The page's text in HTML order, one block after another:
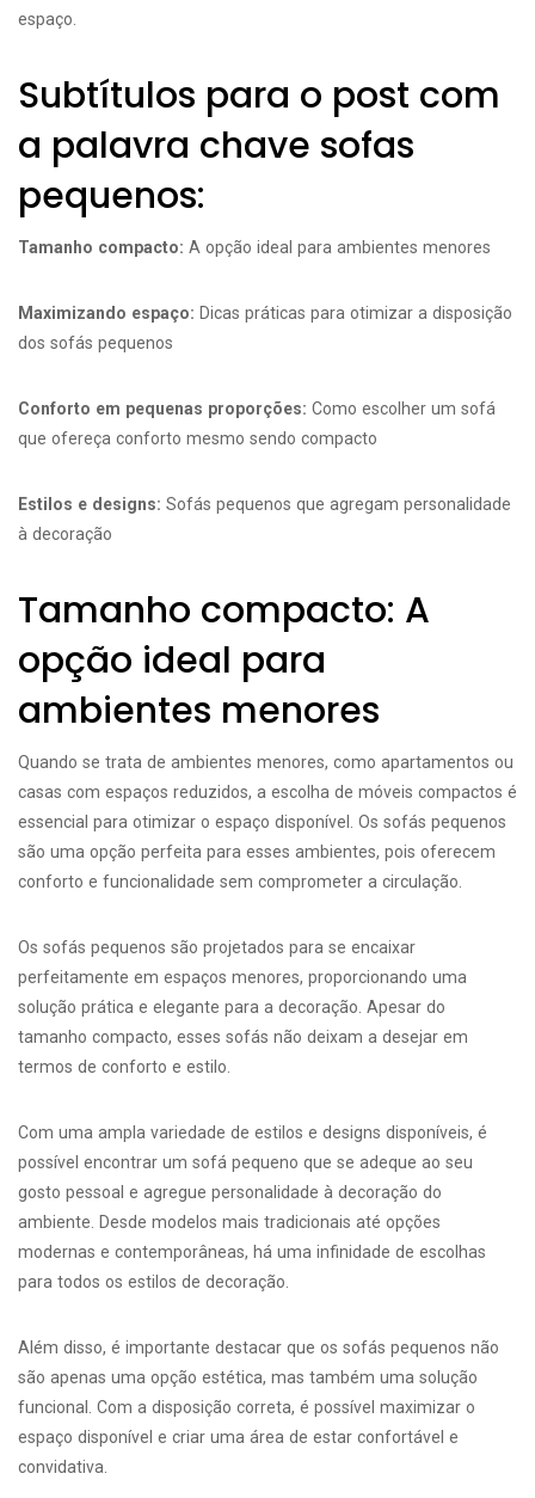
espaço.
Subtítulos para o post com
a palavra chave sofas
pequenos:
Tamanho compacto: A opção ideal para ambientes menores
Maximizando espaço: Dicas práticas para otimizar a disposição
dos sofás pequenos
Conforto em pequenas proporções: Como escolher um sofá
que ofereça conforto mesmo sendo compacto
Estilos e designs: Sofás pequenos que agregam personalidade
à decoração
Tamanho compacto: A
opção ideal para
ambientes menores
Quando se trata de ambientes menores, como apartamentos ou
casas com espaços reduzidos, a escolha de móveis compactos é
essencial para otimizar o espaço disponível. Os sofás pequenos
são uma opção perfeita para esses ambientes, pois oferecem
conforto e funcionalidade sem comprometer a circulação.
Os sofás pequenos são projetados para se encaixar
perfeitamente em espaços menores, proporcionando uma
solução prática e elegante para a decoração. Apesar do
tamanho compacto, esses sofás não deixam a desejar em
termos de conforto e estilo.
Com uma ampla variedade de estilos e designs disponíveis, é
possível encontrar um sofá pequeno que se adeque ao seu
gosto pessoal e agregue personalidade à decoração do
ambiente. Desde modelos mais tradicionais até opções
modernas e contemporâneas, há uma infinidade de escolhas
para todos os estilos de decoração.
Além disso, é importante destacar que os sofás pequenos não
são apenas uma opção estética, mas também uma solução
funcional. Com a disposição correta, é possível maximizar o
espaço disponível e criar uma área de estar confortável e
convidativa.